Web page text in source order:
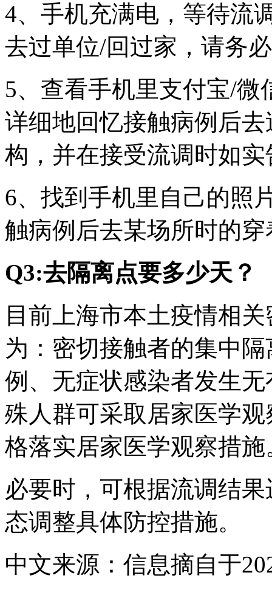
4、手机充满电，等待流
去过单位/回过家，请务
5、查看手机里支付宝/
详细地回忆接触病例后
构，并在接受流调时如
6、找到手机里自己的照
触病例后去某场所时的
Q3:去隔离点要多少天？
目前上海市本土疫情相
为：密切接触者的集中
例、无症状感染者发生
殊人群可采取居家医学
格落实居家医学观察措施
必要时，可根据流调结
态调整具体防控措施。
中文来源：信息摘自于